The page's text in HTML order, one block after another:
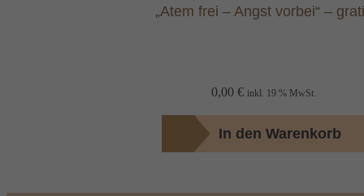
„Atem frei – Angst vorbei“ –
0,00 € inkl. 19 % MwSt.
In den Warenkorb